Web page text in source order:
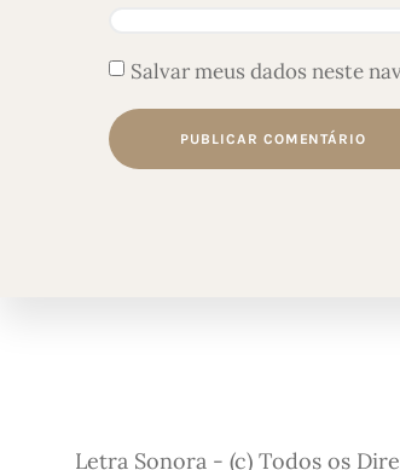
Salvar meus dados neste
Letra Sonora - (c) Todos os